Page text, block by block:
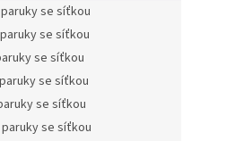
se síťkou
se síťkou
se síťkou
se síťkou
se síťkou
se síťkou